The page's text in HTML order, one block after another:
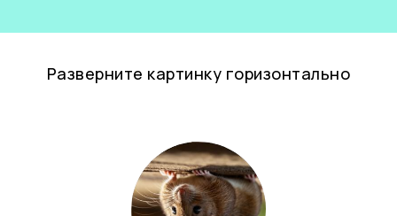
Разверните картинку горизонтально